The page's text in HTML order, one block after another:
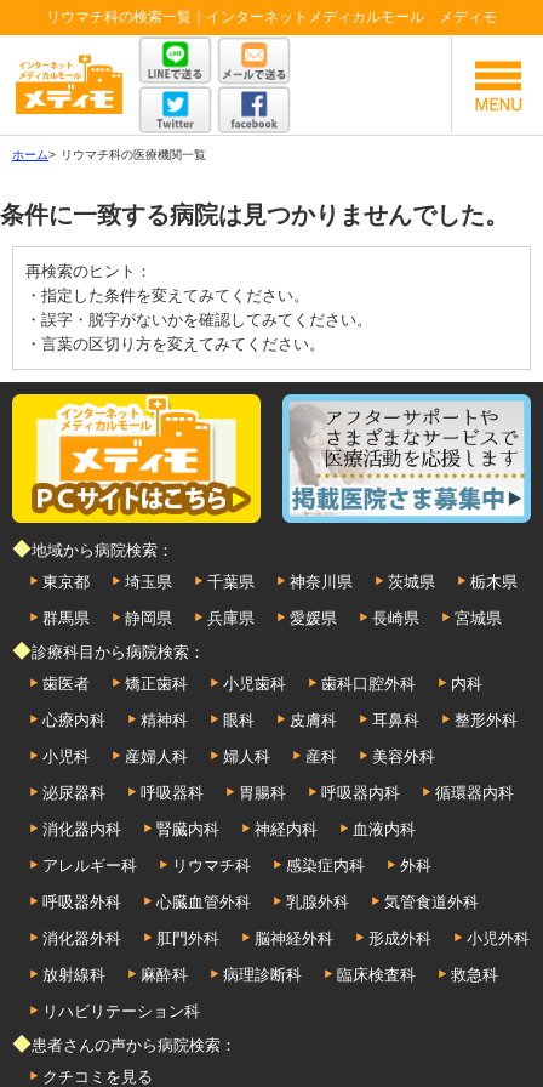
リウマチ科の検索一覧｜インターネットメディカルモール メディモ
ホーム> リウマチ科の医療機関一覧
条件に一致する病院は見つかりませんでした。
再検索のヒント：
・指定した条件を変えてみてください。
・誤字・脱字がないかを確認してみてください。
・言葉の区切り方を変えてみてください。
◆地域から病院検索：
東京都
埼玉県 千葉県 神奈川県 茨城県
栃木県
群馬県
静岡県 兵庫県 愛媛県 長崎県
宮城県
◆診療科目から病院検索：
歯医者
矯正歯科 小児歯科 歯科口腔外科
内科
心療内科
精神科 眼科 皮膚科 耳鼻科
整形外科
小児科
産婦人科 婦人科 産科
美容外科
泌尿器科
呼吸器科 胃腸科 呼吸器内科
循環器内科
消化器内科
腎臓内科 神経内科
血液内科
アレルギー科
リウマチ科 感染症内科
外科
呼吸器外科
心臓血管外科 乳腺外科
気管食道外科
消化器外科
肛門外科 脳神経外科 形成外科
小児外科
放射線科
麻酔科 病理診断科 臨床検査科
救急科
リハビリテーション科
◆患者さんの声から病院検索：
クチコミを見る